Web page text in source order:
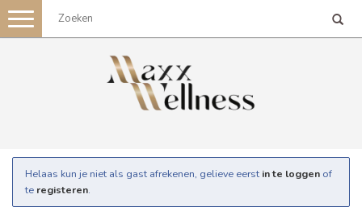
Toggle
navigation
Helaas kun je niet als gast afrekenen, gelieve eerst in te loggen of
te registeren.